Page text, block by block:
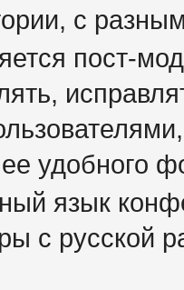
с
пост-
удобного
язык
с русской